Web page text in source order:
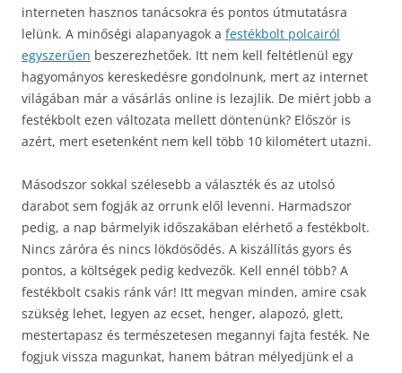
interneten hasznos tanácsokra és pontos útmutatásra
lelünk. A minőségi alapanyagok a festékbolt polcairól
egyszerűen beszerezhetőek. Itt nem kell feltétlenül egy
hagyományos kereskedésre gondolnunk, mert az internet
világában már a vásárlás online is lezajlik. De miért jobb a
festékbolt ezen változata mellett döntenünk? Először is
azért, mert esetenként nem kell több 10 kilométert utazni.
Másodszor sokkal szélesebb a választék és az utolsó
darabot sem fogják az orrunk elől levenni. Harmadszor
pedig, a nap bármelyik időszakában elérhető a festékbolt.
Nincs záróra és nincs lökdösődés. A kiszállítás gyors és
pontos, a költségek pedig kedvezők. Kell ennél több? A
festékbolt csakis ránk vár! Itt megvan minden, amire csak
szükség lehet, legyen az ecset, henger, alapozó, glett,
mestertapasz és természetesen megannyi fajta festék. Ne
fogjuk vissza magunkat, hanem bátran mélyedjünk el a